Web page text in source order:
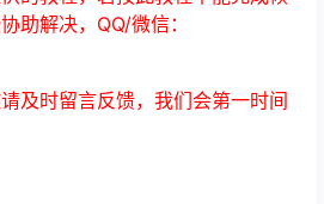
助解决，QQ/微信：
及时留言反馈，我们会第一时间